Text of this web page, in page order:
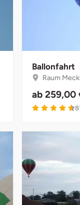
Ballonfahrt
Raum
ab 259,00